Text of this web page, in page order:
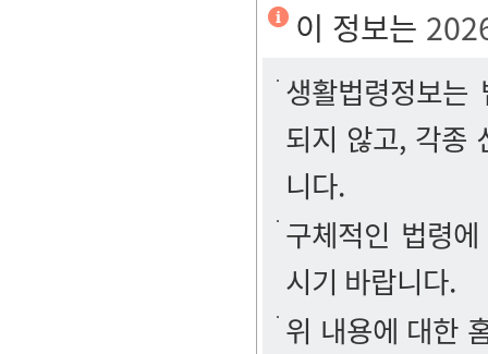
이 정보는
생활법령정보
되지 않고, 각종
니다.
구체적인 법령
시기 바랍니다.
위 내용에 대한